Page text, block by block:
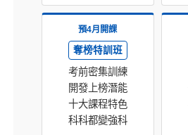
預4月開課
奪榜特訓班
考前密集訓練
開發上榜潛能
十大課程特色
科科都變強科